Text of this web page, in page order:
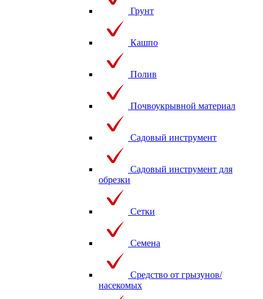
Грунт
Кашпо
Полив
Почвоукрывной материал
Садовый инструмент
Садовый инструмент для
обрезки
Сетки
Семена
Средство от грызунов/
насекомых